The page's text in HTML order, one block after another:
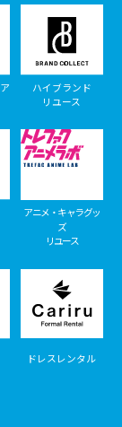
ハイブランド
リユース
アニメ・キャラグッ
ズ
リユース
ドレスレンタル